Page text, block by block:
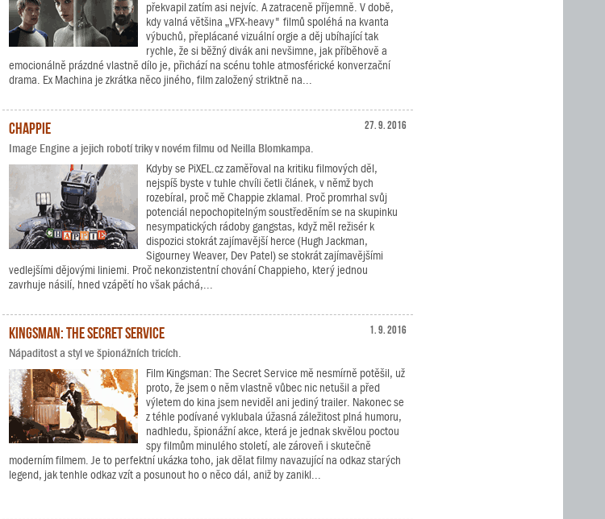
překvapil zatím asi nejvíc. A zatraceně příjemně. V době,
kdy valná většina „VFX-heavy" filmů spoléhá na kvanta
výbuchů, přeplácané vizuální orgie a děj ubíhající tak
rychle, že si běžný divák ani nevšimne, jak příběhově a
emocionálně prázdné vlastně dílo je, přichází na scénu tohle atmosférické konverzační
drama. Ex Machina je zkrátka něco jiného, film založený striktně na...
27. 9. 2016
Chappie
Image Engine a jejich robotí triky v novém filmu od Neilla Blomkampa.
Kdyby se PiXEL.cz zaměřoval na kritiku filmových děl,
nejspíš byste v tuhle chvíli četli článek, v němž bych
rozebíral, proč mě Chappie zklamal. Proč promrhal svůj
potenciál nepochopitelným soustředěním se na skupinku
nesympatických rádoby gangstas, když měl režisér k
dispozici stokrát zajímavější herce (Hugh Jackman,
Sigourney Weaver, Dev Patel) se stokrát zajímavějšími
vedlejšími dějovými liniemi. Proč nekonzistentní chování Chappieho, který jednou
zavrhuje násilí, hned vzápětí ho však páchá,...
1. 9. 2016
Kingsman: The Secret Service
Nápaditost a styl ve špionážních tricích.
Film Kingsman: The Secret Service mě nesmírně potěšil, už
proto, že jsem o něm vlastně vůbec nic netušil a před
výletem do kina jsem neviděl ani jediný trailer. Nakonec se
z téhle podívané vyklubala úžasná záležitost plná humoru,
nadhledu, špionážní akce, která je jednak skvělou poctou
spy filmům minulého století, ale zároveň i skutečně
moderním filmem. Je to perfektní ukázka toho, jak dělat filmy navazující na odkaz starých
legend, jak tenhle odkaz vzít a posunout ho o něco dál, aniž by zanikl...